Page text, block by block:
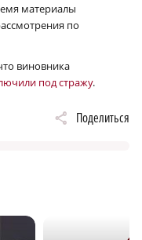
материалы
по
виновника
под стражу.
Поделиться